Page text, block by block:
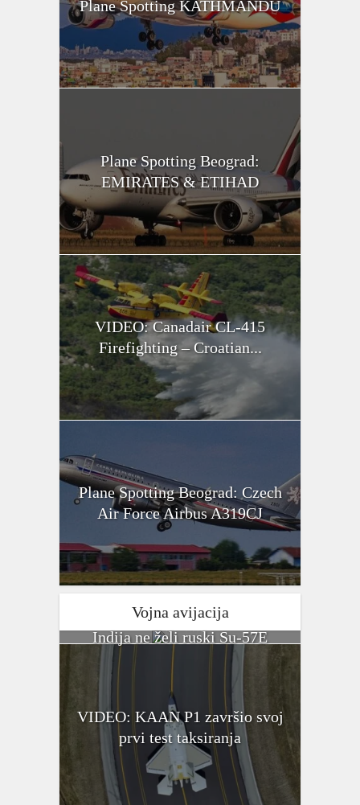
Plane Spotting KATHMANDU
Plane Spotting Beograd:
EMIRATES & ETIHAD
VIDEO: Canadair CL-415
Firefighting – Croatian...
Plane Spotting Beograd: Czech
Air Force Airbus A319CJ
Vojna avijacija
Indija ne želi ruski Su-57E
VIDEO: KAAN P1 završio svoj
prvi test taksiranja